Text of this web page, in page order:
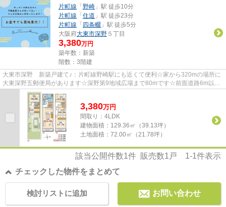
片町線 「 野崎 」駅 徒歩10分
片町線 「 住道 」駅 徒歩23分
片町線 「 四条畷 」駅 徒歩5分
大阪府大東市深野 ５丁目
3,380万円
築年数：新築
階数：3階建
大東市深野 新築戸建て♪：片町線野崎駅にも近くて便利☆家から320mの場所に
大東深野五郵便局があります☆深野第9地域広場まで80mです☆前面道路6m以上
ある物件です☆夢のマイホームを大東...
3,380万円
間取り：4LDK
建物面積： 129.36㎡（39.13坪）
土地面積： 72.00㎡（21.78坪）
該当公開件数1件 販売数1 戸 1-1件表示
チェックした物件をまとめて
お問い合わせ
検討リストに追加